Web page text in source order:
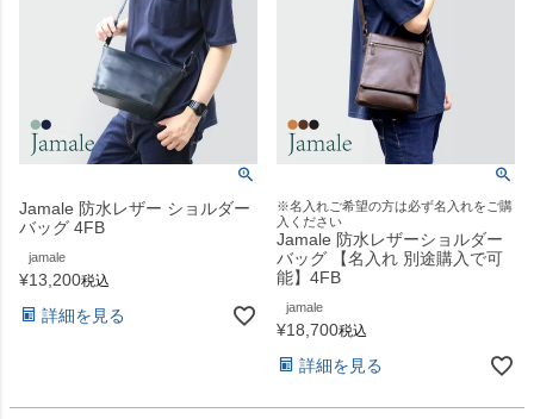
Jamale 防水レザー ショルダー
バッグ 4FB
jamale
¥13,200税込
詳細を見る
※名入れご希望の方は必ず名入れをご購
入ください
Jamale 防水レザーショルダー
バッグ 【名入れ 別途購入で可
能】4FB
jamale
¥18,700税込
詳細を見る